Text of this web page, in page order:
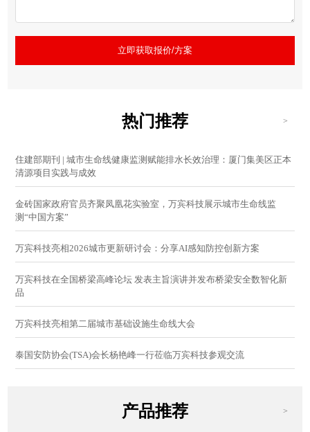
立即获取报价/方案
热门推荐 >
住建部期刊 | 城市生命线健康监测赋能排水长效治理：厦门集美区正本
清源项目实践与成效
金砖国家政府官员齐聚凤凰花实验室，万宾科技展示城市生命线监
测“中国方案”
万宾科技亮相2026城市更新研讨会：分享AI感知防控创新方案
万宾科技在全国桥梁高峰论坛 发表主旨演讲并发布桥梁安全数智化新
品
万宾科技亮相第二届城市基础设施生命线大会
泰国安防协会(TSA)会长杨艳峰一行莅临万宾科技参观交流
产品推荐 >